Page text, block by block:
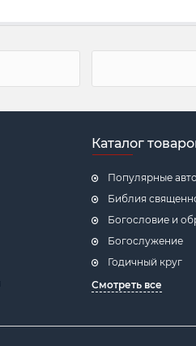
Каталог
Популярные
Библия
Богословие и
Богослужение
Годичный круг
Смотреть все